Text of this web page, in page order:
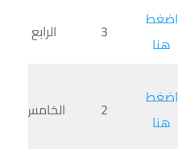
اضغط
هنا
3 الرابع
اضغط
هنا
2 الخامس